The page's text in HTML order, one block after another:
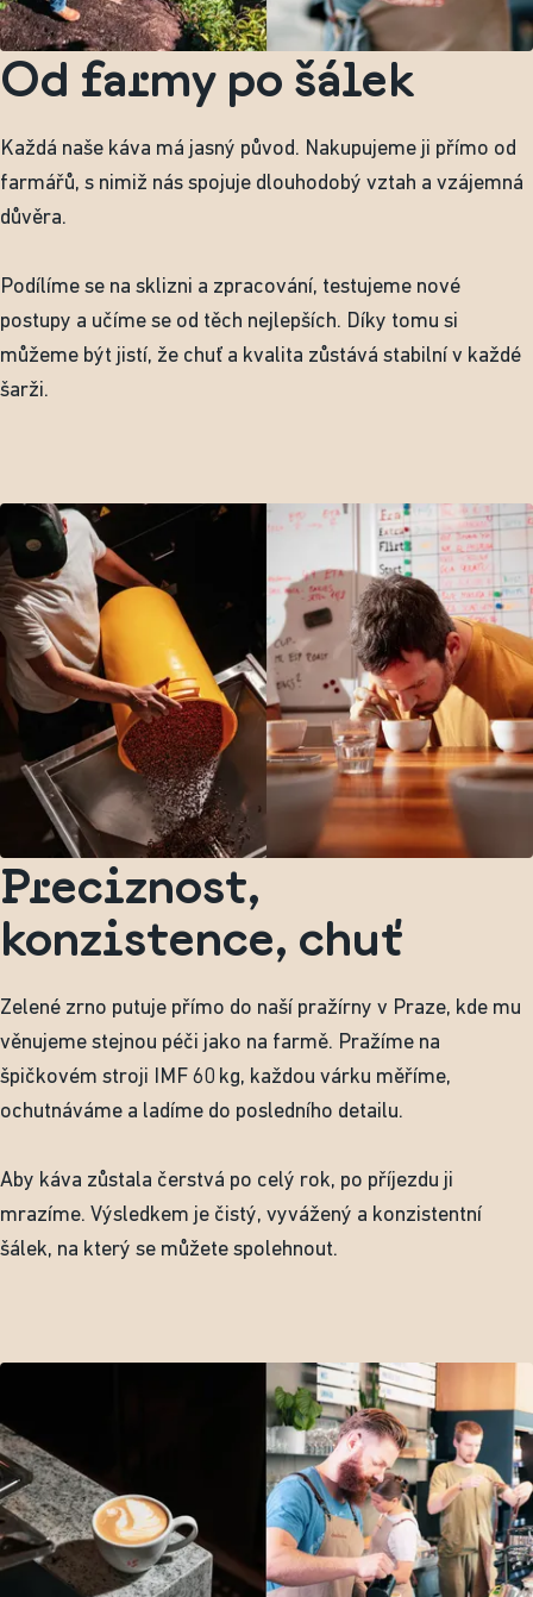
Od farmy po šálek
Každá naše káva má jasný původ. Nakupujeme ji přímo od
farmářů, s nimiž nás spojuje dlouhodobý vztah a vzájemná
důvěra.
Podílíme se na sklizni a zpracování, testujeme nové
postupy a učíme se od těch nejlepších. Díky tomu si
můžeme být jistí, že chuť a kvalita zůstává stabilní v každé
šarži.
Preciznost,
konzistence, chuť
Zelené zrno putuje přímo do naší pražírny v Praze, kde mu
věnujeme stejnou péči jako na farmě. Pražíme na
špičkovém stroji IMF 60 kg, každou várku měříme,
ochutnáváme a ladíme do posledního detailu.
Aby káva zůstala čerstvá po celý rok, po příjezdu ji
mrazíme. Výsledkem je čistý, vyvážený a konzistentní
šálek, na který se můžete spolehnout.